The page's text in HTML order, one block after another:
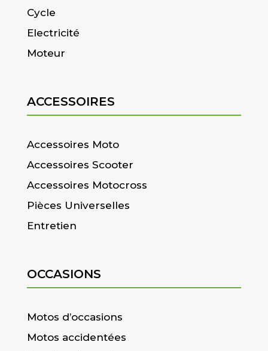
Cycle
Electricité
Moteur
ACCESSOIRES
Accessoires Moto
Accessoires Scooter
Accessoires Motocross
Pièces Universelles
Entretien
OCCASIONS
Motos d’occasions
Motos accidentées